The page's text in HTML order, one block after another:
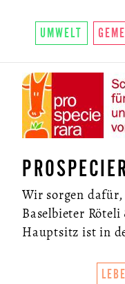
UMWELT
Wir sorgen
Baselbieter
Hauptsitz ist in